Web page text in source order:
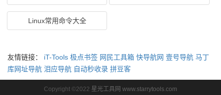
Linux常用命令大全
友情链接： iT-Tools 极点书签 网民工具箱 快导航网 壹号导航 马丁
库网址导航 泪应导航 自动秒收录 拼豆客
Copyright ©2022 星光工具网 www.starrytools.com